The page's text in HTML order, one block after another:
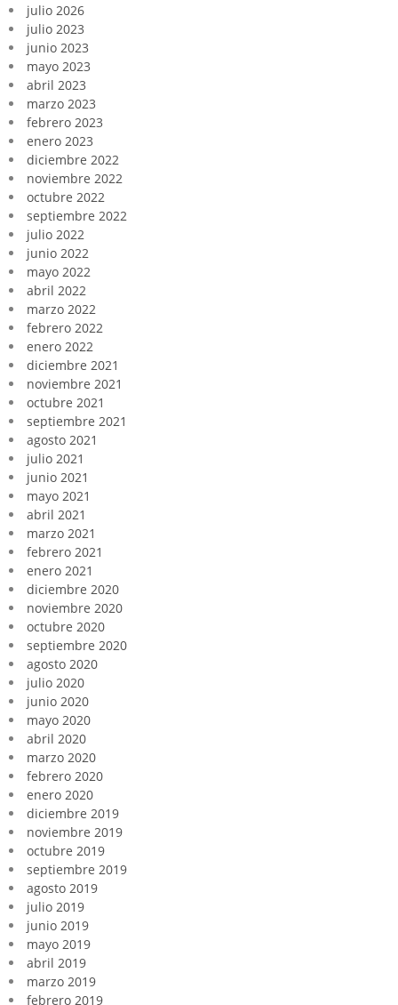
julio 2026
julio 2023
junio 2023
mayo 2023
abril 2023
marzo 2023
febrero 2023
enero 2023
diciembre 2022
noviembre 2022
octubre 2022
septiembre 2022
julio 2022
junio 2022
mayo 2022
abril 2022
marzo 2022
febrero 2022
enero 2022
diciembre 2021
noviembre 2021
octubre 2021
septiembre 2021
agosto 2021
julio 2021
junio 2021
mayo 2021
abril 2021
marzo 2021
febrero 2021
enero 2021
diciembre 2020
noviembre 2020
octubre 2020
septiembre 2020
agosto 2020
julio 2020
junio 2020
mayo 2020
abril 2020
marzo 2020
febrero 2020
enero 2020
diciembre 2019
noviembre 2019
octubre 2019
septiembre 2019
agosto 2019
julio 2019
junio 2019
mayo 2019
abril 2019
marzo 2019
febrero 2019